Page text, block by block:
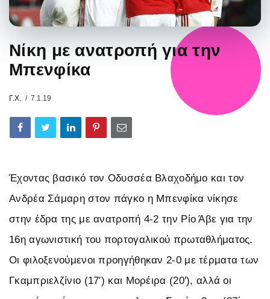
Νίκη με ανατροπή για την
Μπενφίκα
Γ.Χ. 7.1.19
Έχοντας βασικό τον Οδυσσέα Βλαχοδήμο και τον
Ανδρέα Σάμαρη στον πάγκο η Μπενφίκα νίκησε
στην έδρα της με ανατροπή 4-2 την Ρίο Άβε για την
16η αγωνιστική του πορτογαλικού πρωταθλήματος.
Οι φιλοξενούμενοι προηγήθηκαν 2-0 με τέρματα των
Γκαμπριελζίνιο (17′) και Μορέιρα (20′), αλλά οι